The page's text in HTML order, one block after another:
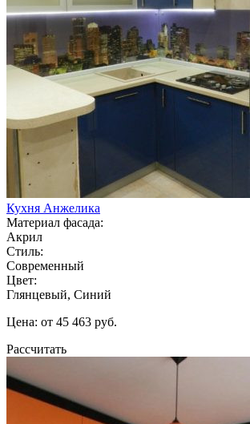
Кухня Анжелика
Материал фасада:
Акрил
Стиль:
Современный
Цвет:
Глянцевый, Синий
Цена: от 45 463 руб.
Рассчитать